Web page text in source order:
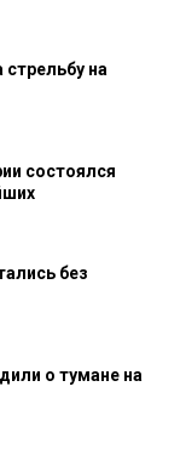
на
состоялся
без
о тумане на